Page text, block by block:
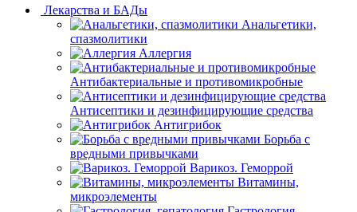
Лекарства и БАДы
Анальгетики,
спазмолитики
Аллергия
Антибактериальные и противомикробные
Антисептики и дезинфицирующие средства
Антигрибок
Борьба с
вредными привычками
Варикоз. Геморрой
Витамины,
микроэлементы